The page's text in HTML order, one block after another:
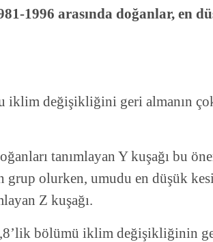
1996 arasında doğanlar, en
iklim değişikliğini geri almanın
tanımlayan Y kuşağı bu
grup olurken, umudu en düşük
Z kuşağı.
bölümü iklim değişikliğinin